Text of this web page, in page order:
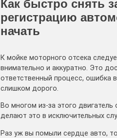
Как быстро снять
регистрацию
начать
К мойке моторного отсека
внимательно и аккуратно. Это
ответственный процесс, ошибка
слишком дорого.
Во многом из-за этого
делают это в исключительных
Раз уж вы помыли сердце авто,